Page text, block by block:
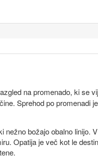
na promenado, ki se
Sprehod po promenadi
božajo obalno linijo.
Opatija je več kot le